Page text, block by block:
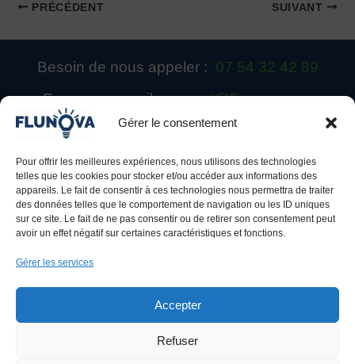
Gérer le consentement
Pour offrir les meilleures expériences, nous utilisons des technologies
telles que les cookies pour stocker et/ou accéder aux informations des
appareils. Le fait de consentir à ces technologies nous permettra de traiter
des données telles que le comportement de navigation ou les ID uniques
sur ce site. Le fait de ne pas consentir ou de retirer son consentement peut
avoir un effet négatif sur certaines caractéristiques et fonctions.
Gérer les services
Accepter
Refuser
PRÉCÉDENT SUIVANT
Besoin de nous appeler : 07 54 32 42 89
Envoyer un mail : contact@flunova.com